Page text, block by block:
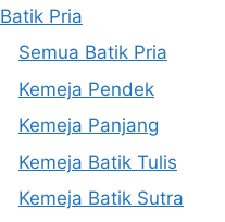
Batik Pria
Semua Batik Pria
Kemeja Pendek
Kemeja Panjang
Kemeja Batik Tulis
Kemeja Batik Sutra